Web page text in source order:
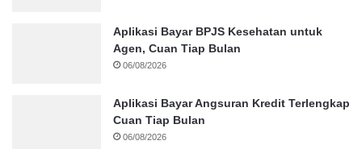
Aplikasi Bayar BPJS Kesehatan untuk
Agen, Cuan Tiap Bulan
06/08/2026
Aplikasi Bayar Angsuran Kredit Terlengkap
Cuan Tiap Bulan
06/08/2026